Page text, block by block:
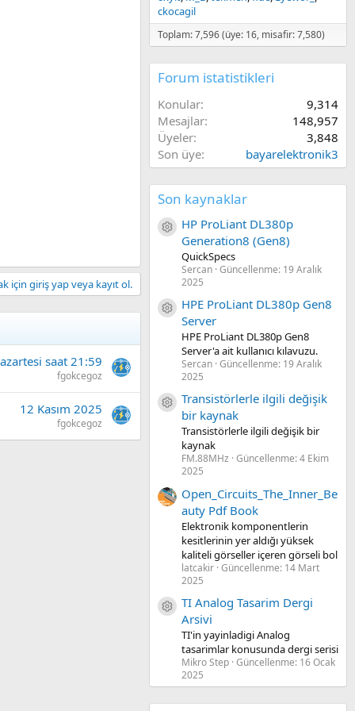
için giriş yap veya kayıt ol.
saat 21:59
fgokcegoz
12 Kasım 2025
fgokcegoz
ckocagil
Toplam: 7,596 (üye: 16, misafir: 7,580)
Forum istatistikleri
Konular
9,314
Mesajlar
148,957
Üyeler
3,848
Son üye
bayarelektronik3
Son kaynaklar
Kaynak ikon/amblem
HP ProLiant DL380p
Generation8 (Gen8)
QuickSpecs
Sercan Güncellenme: 19 Aralık
2025
Kaynak ikon/amblem
HPE ProLiant DL380p Gen8
Server
HPE ProLiant DL380p Gen8
Server'a ait kullanıcı kılavuzu.
Sercan Güncellenme: 19 Aralık
2025
Kaynak ikon/amblem
Transistörlerle ilgili değişik
bir kaynak
Transistörlerle ilgili değişik bir
kaynak
FM.88MHz Güncellenme:4 Ekim
2025
Open_Circuits_The_Inner_Be
auty Pdf Book
Elektronik komponentlerin
kesitlerinin yer aldığı yüksek
kaliteli görseller içeren görseli bol
latcakir Güncellenme: 14 Mart
2025
Kaynak ikon/amblem
TI Analog Tasarim Dergi
Arsivi
TI'in yayinladigi Analog
tasarimlar konusunda dergi serisi
Mikro Step Güncellenme: 16 Ocak
2025